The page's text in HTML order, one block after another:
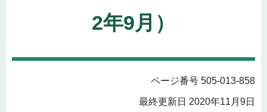
2年9月）
ページ番号 505-013-858
最終更新日 2020年11月9日